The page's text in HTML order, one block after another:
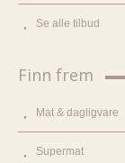
Se alle tilbud
Finn frem
Mat & dagligvare
Supermat